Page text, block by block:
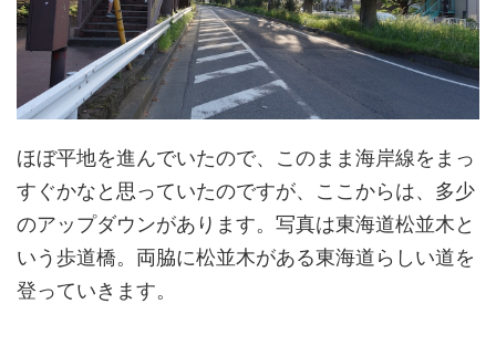
ほぼ平地を進んでいたので、このまま海岸線をまっ
すぐかなと思っていたのですが、ここからは、多少
のアップダウンがあります。写真は東海道松並木と
いう歩道橋。両脇に松並木がある東海道らしい道を
登っていきます。